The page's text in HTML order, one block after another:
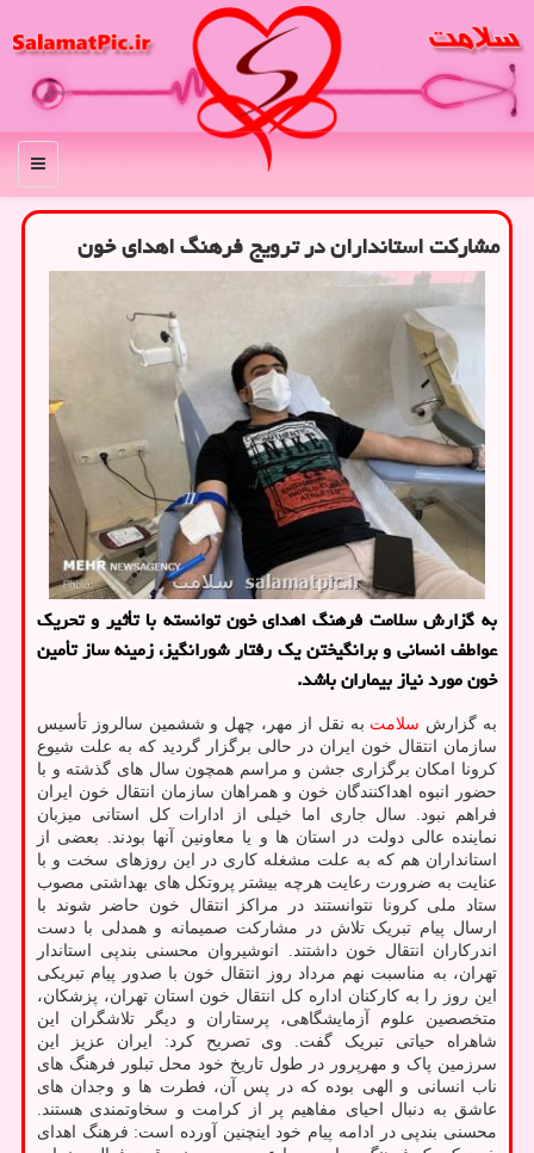
منو
مشاركت استانداران در ترویج فرهنگ اهدای خون
به گزارش سلامت فرهنگ اهدای خون توانسته با تأثیر و تحریك
عواطف انسانی و برانگیختن یك رفتار شورانگیز، زمینه ساز تأمین
خون مورد نیاز بیماران باشد.
به گزارش سلامت به نقل از مهر، چهل و ششمین سالروز تأسیس
سازمان انتقال خون ایران در حالی برگزار گردید که به علت شیوع
کرونا امکان برگزاری جشن و مراسم همچون سال های گذشته و با
حضور انبوه اهداکنندگان خون و همراهان سازمان انتقال خون ایران
فراهم نبود. سال جاری اما خیلی از ادارات کل استانی میزبان
نماینده عالی دولت در استان ها و یا معاونین آنها بودند. بعضی از
استانداران هم که به علت مشغله کاری در این روزهای سخت و با
عنایت به ضرورت رعایت هرچه بیشتر پروتکل های بهداشتی مصوب
ستاد ملی کرونا نتوانستند در مراکز انتقال خون حاضر شوند با
ارسال پیام تبریک تلاش در مشارکت صمیمانه و همدلی با دست
اندرکاران انتقال خون داشتند. انوشیروان محسنی بندپی استاندار
تهران، به مناسبت نهم مرداد روز انتقال خون با صدور پیام تبریکی
این روز را به کارکنان اداره کل انتقال خون استان تهران، پزشکان،
متخصصین علوم آزمایشگاهی، پرستاران و دیگر تلاشگران این
شاهراه حیاتی تبریک گفت. وی تصریح کرد: ایران عزیز این
سرزمین پاک و مهرپرور در طول تاریخ خود محل تبلور فرهنگ های
ناب انسانی و الهی بوده که در پس آن، فطرت ها و وجدان های
عاشق به دنبال احیای مفاهیم پر از کرامت و سخاوتمندی هستند.
محسنی بندپی در ادامه پیام خود اینچنین آورده است: فرهنگ اهدای